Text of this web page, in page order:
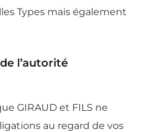
Types mais également
l’autorité
GIRAUD et FILS ne
au regard de vos